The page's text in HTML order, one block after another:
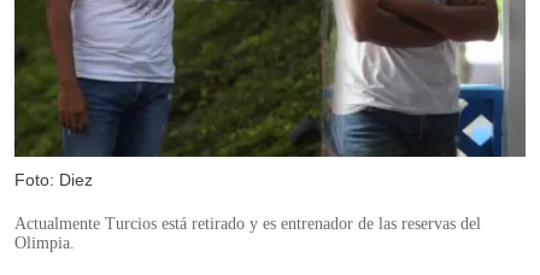
Foto: Diez
Actualmente Turcios está retirado y es entrenador de las reservas del
Olimpia.